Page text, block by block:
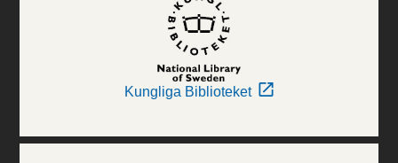
Kungliga Biblioteket